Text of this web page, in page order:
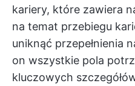
kariery, które zawiera
na temat przebiegu
uniknąć przepełnienia
on wszystkie pola
kluczowych